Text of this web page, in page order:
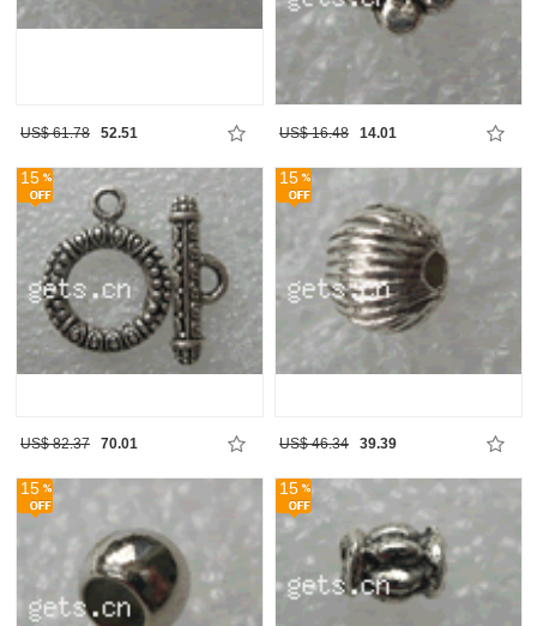
US$ 61.78 52.51 US$ 16.48 14.01
15
US$ 82.37 70.01
15
US$ 46.34 39.39
15 15